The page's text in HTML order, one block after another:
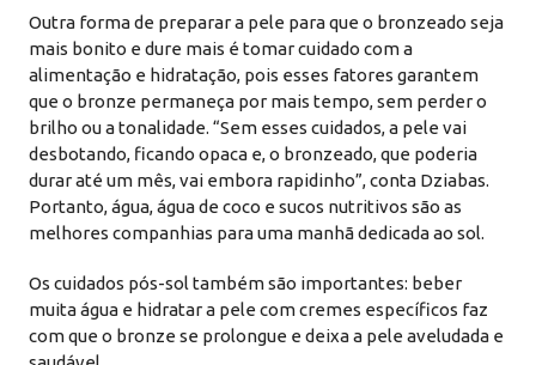
Outra forma de preparar a pele para que o bronzeado seja
mais bonito e dure mais é tomar cuidado com a
alimentação e hidratação, pois esses fatores garantem
que o bronze permaneça por mais tempo, sem perder o
brilho ou a tonalidade. “Sem esses cuidados, a pele vai
desbotando, ficando opaca e, o bronzeado, que poderia
durar até um mês, vai embora rapidinho”, conta Dziabas.
Portanto, água, água de coco e sucos nutritivos são as
melhores companhias para uma manhã dedicada ao sol.
Os cuidados pós-sol também são importantes: beber
muita água e hidratar a pele com cremes específicos faz
com que o bronze se prolongue e deixa a pele aveludada e